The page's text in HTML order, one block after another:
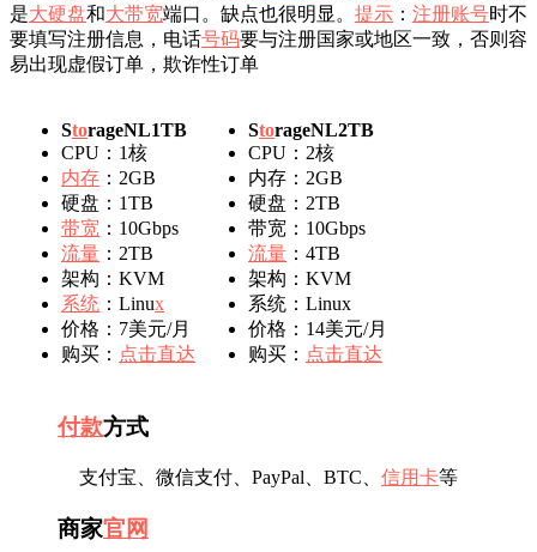
是大硬盘和大带宽端口。缺点也很明显。 提示 ： 注册账号时不
要填写注册信息，电话号码要与注册国家或地区一致，否则容
易出现虚假订单，欺诈性订单
StorageNL1TB
CPU：1核
内存 ：2GB
硬盘：1TB
带宽 ：10Gbps
流量 ：2TB
架构：KVM
系统 ：Linux
价格：7美元/月
购买： 点击直达
StorageNL2TB
CPU：2核
内存：2GB
硬盘：2TB
带宽：10Gbps
流量 ：4TB
架构：KVM
系统：Linux
价格：14美元/月
购买： 点击直达
付款方式
支付宝、微信支付、PayPal、BTC、 信用卡等
商家官网